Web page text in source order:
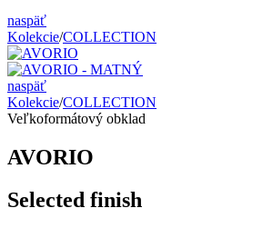
naspäť
Kolekcie/COLLECTION
naspäť
Kolekcie/COLLECTION
Veľkoformátový obklad
AVORIO
Selected finish